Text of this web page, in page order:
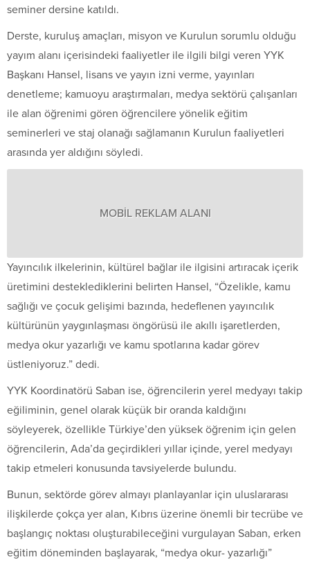
seminer dersine katıldı.
Derste, kuruluş amaçları, misyon ve Kurulun sorumlu olduğu
yayım alanı içerisindeki faaliyetler ile ilgili bilgi veren YYK
Başkanı Hansel, lisans ve yayın izni verme, yayınları
denetleme; kamuoyu araştırmaları, medya sektörü çalışanları
ile alan öğrenimi gören öğrencilere yönelik eğitim
seminerleri ve staj olanağı sağlamanın Kurulun faaliyetleri
arasında yer aldığını söyledi.
MOBİL REKLAM ALANI
Yayıncılık ilkelerinin, kültürel bağlar ile ilgisini artıracak içerik
üretimini desteklediklerini belirten Hansel, “Özelikle, kamu
sağlığı ve çocuk gelişimi bazında, hedeflenen yayıncılık
kültürünün yaygınlaşması öngörüsü ile akıllı işaretlerden,
medya okur yazarlığı ve kamu spotlarına kadar görev
üstleniyoruz.” dedi.
YYK Koordinatörü Saban ise, öğrencilerin yerel medyayı takip
eğiliminin, genel olarak küçük bir oranda kaldığını
söyleyerek, özellikle Türkiye’den yüksek öğrenim için gelen
öğrencilerin, Ada’da geçirdikleri yıllar içinde, yerel medyayı
takip etmeleri konusunda tavsiyelerde bulundu.
Bunun, sektörde görev almayı planlayanlar için uluslararası
ilişkilerde çokça yer alan, Kıbrıs üzerine önemli bir tecrübe ve
başlangıç noktası oluşturabileceğini vurgulayan Saban, erken
eğitim döneminden başlayarak, “medya okur- yazarlığı”